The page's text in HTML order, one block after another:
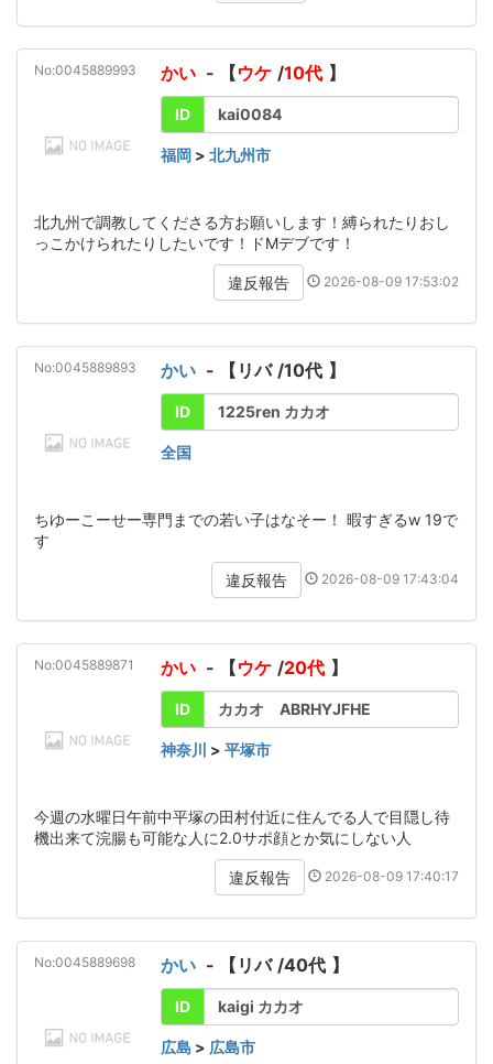
No:0045889993 かい - 【ウケ /10代 】
ID kai0084
福岡 > 北九州市
北九州で調教してくださる方お願いします！縛られたりおし
っこかけられたりしたいです！ドMデブです！
違反報告 2026-08-09 17:53:02
No:0045889893 かい - 【 リバ /10代 】
ID 1225ren カカオ
全国
ちゆーこーせー専門までの若い子はなそー！ 暇すぎるw 19で
す
違反報告 2026-08-09 17:43:04
No:0045889871 かい - 【ウケ /20代 】
ID カカオ ABRHYJFHE
神奈川 > 平塚市
今週の水曜日午前中平塚の田村付近に住んでる人で目隠し待
機出来て浣腸も可能な人に2.0サポ顔とか気にしない人
違反報告 2026-08-09 17:40:17
No:0045889698 かい - 【 リバ /40代 】
ID kaigi カカオ
広島 > 広島市